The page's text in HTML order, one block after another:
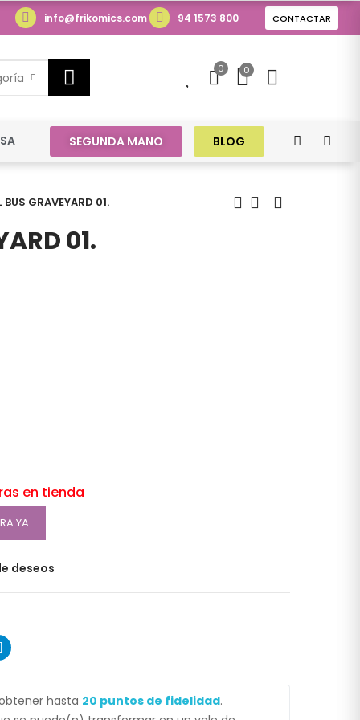
info@frikomics.com 94 1573 800 CONTACTAR
0 0
SEGUNDA MANO BLOG
GRAVEYARD 01.
01.
en tienda
YA
deseos
hasta 20 puntos de fidelidad.